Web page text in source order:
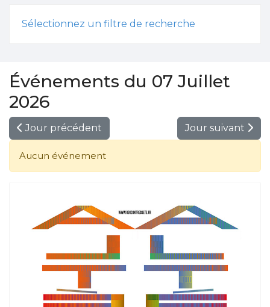
Sélectionnez un filtre de recherche
Événements du 07 Juillet
2026
Jour précédent Jour suivant
Aucun événement